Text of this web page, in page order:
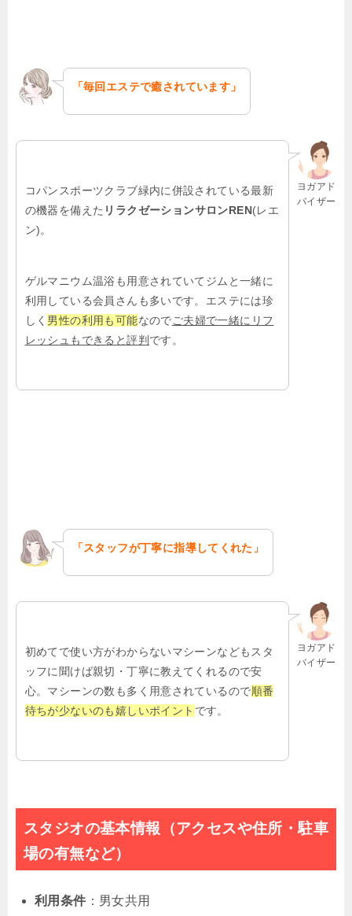
「毎回エステで癒されています」
ヨガアド
バイザー
コパンスポーツクラブ緑内に併設されている最新
の機器を備えた リラクゼーションサロンREN(レエ
ン)。
ゲルマニウム温浴も用意されていてジムと一緒に
利用している会員さんも多いです。エステには珍
しく 男性の利用も可能なのでご夫婦で一緒にリフ
レッシュもできると評判 です。
「スタッフが丁寧に指導してくれた」
ヨガアド
バイザー
初めてで使い方がわからないマシーンなどもスタ
ッフに聞けば親切・丁寧に教えてくれるので安
心。マシーンの数も多く用意されているので 順番
待ちが少ないのも嬉しいポイント です。
スタジオの基本情報（アクセスや住所・駐車
場の有無など）
利用条件 ：男女共用